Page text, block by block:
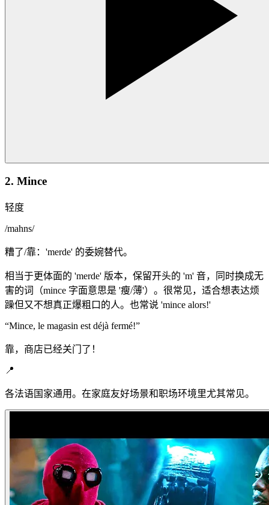
2. Mince
轻度
/mahns/
糟了/靠：'merde' 的委婉替代。
相当于更体面的 'merde' 版本，保留开头的 'm' 音，同时换成无
害的词（mince 字面意思是 '瘦/薄'）。很常见，适合想表达烦
躁但又不想真正爆粗口的人。也常说 'mince alors!'
“Mince, le magasin est déjà fermé!”
靠，商店已经关门了！
📍
各法语国家通用。在家庭友好场景和职场环境里尤其常见。